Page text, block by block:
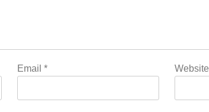
Email* Website